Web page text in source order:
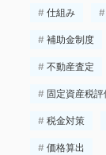
仕組み
補助金制度
不動産査定
固定資産税評
税金対策
価格算出